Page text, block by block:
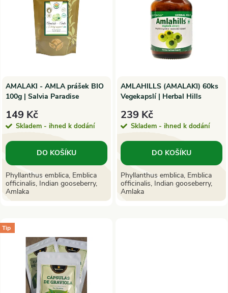
p
r
o
d
u
k
t
Abecedně
p
r
o
d
u
k
AMALAKI - AMLA prášek BIO
100g | Salvia Paradise
149 Kč
Skladem - ihned k dodání
DO KOŠÍKU
Phyllanthus emblica, Emblica
officinalis, Indian gooseberry,
Amlaka
AMLAHILLS (AMALAKI) 60ks
Vegekapslí | Herbal Hills
239 Kč
Skladem - ihned k dodání
DO KOŠÍKU
Phyllanthus emblica, Emblica
officinalis, Indian gooseberry,
Amlaka
Tip